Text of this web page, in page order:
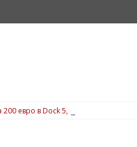
евро в Dock 5, вижте подробности